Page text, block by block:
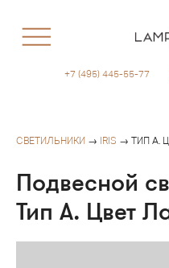
+7 (495) 445-55-77
СВЕТИЛЬНИКИ → IRIS → ТИП A.
Подвесной
Тип A. Цвет